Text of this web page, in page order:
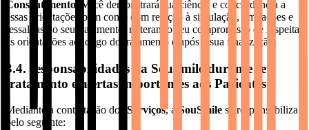
Consentimento , Você demonstrará sua ciência e concordância a
essas orientações bem como com relação à simulação, limitações e
ressalvas do seu tratamento, reiterando seu compromisso de respeitar
as orientações ao longo do tratamento e após a sua finalização.
3.4. responsabilidades da SouSmile durante seu
tratamento e alertas importantes aos Pacientes
Mediante a contratação dos Serviços, a SouSmile se responsabiliza
pelo seguinte: